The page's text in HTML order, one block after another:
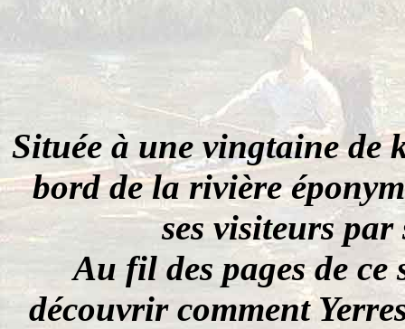
Située à une vingtaine de
bord de la rivière
ses visiteurs
Au fil des pages de ce
découvrir comment